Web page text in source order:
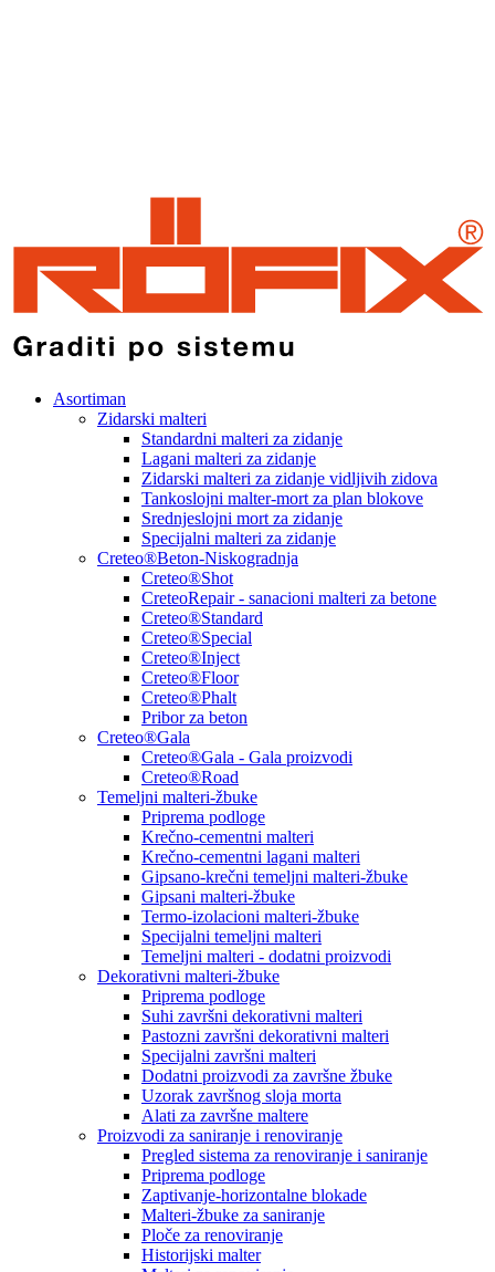
Asortiman
Zidarski malteri
Standardni malteri za zidanje
Lagani malteri za zidanje
Zidarski malteri za zidanje vidljivih zidova
Tankoslojni malter-mort za plan blokove
Srednjeslojni mort za zidanje
Specijalni malteri za zidanje
Creteo®Beton-Niskogradnja
Creteo®Shot
CreteoRepair - sanacioni malteri za betone
Creteo®Standard
Creteo®Special
Creteo®Inject
Creteo®Floor
Creteo®Phalt
Pribor za beton
Creteo®Gala
Creteo®Gala - Gala proizvodi
Creteo®Road
Temeljni malteri-žbuke
Priprema podloge
Krečno-cementni malteri
Krečno-cementni lagani malteri
Gipsano-krečni temeljni malteri-žbuke
Gipsani malteri-žbuke
Termo-izolacioni malteri-žbuke
Specijalni temeljni malteri
Temeljni malteri - dodatni proizvodi
Dekorativni malteri-žbuke
Priprema podloge
Suhi završni dekorativni malteri
Pastozni završni dekorativni malteri
Specijalni završni malteri
Dodatni proizvodi za završne žbuke
Uzorak završnog sloja morta
Alati za završne maltere
Proizvodi za saniranje i renoviranje
Pregled sistema za renoviranje i saniranje
Priprema podloge
Zaptivanje-horizontalne blokade
Malteri-žbuke za saniranje
Ploče za renoviranje
Historijski malter